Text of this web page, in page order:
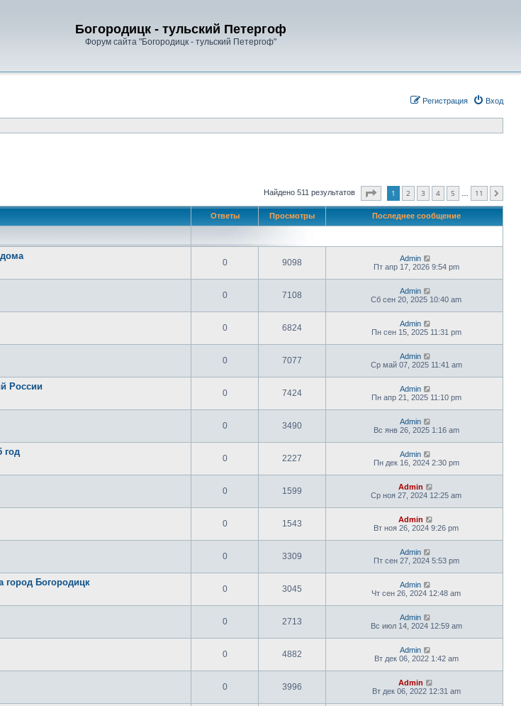
Богородицк - тульский Петергоф
Форум сайта "Богородицк - тульский Петергоф"
Вход
Регистрация
Найдено 511 результатов Страница из11
1 2 3 4 5 11
Ответы Просмотры Последнее сообщение
0 9098
Admin
Пт апр 17, 2026 9:54 pm
0 7108
Admin
Сб сен 20, 2025 10:40 am
0 6824
Admin
Пн сен 15, 2025 11:31 pm
0 7077
Admin
Ср май 07, 2025 11:41 am
России
0 7424
Admin
Пн апр 21, 2025 11:10 pm
0 3490
Admin
Вс янв 26, 2025 1:16 am
год
0 2227
Admin
Пн дек 16, 2024 2:30 pm
0 1599
Admin
Ср ноя 27, 2024 12:25 am
0 1543
Admin
Вт ноя 26, 2024 9:26 pm
0 3309
Admin
Пт сен 27, 2024 5:53 pm
город Богородицк
0 3045
Admin
Чт сен 26, 2024 12:48 am
0 2713
Admin
Вс июл 14, 2024 12:59 am
0 4882
Admin
Вт дек 06, 2022 1:42 am
0 3996
Admin
Вт дек 06, 2022 12:31 am